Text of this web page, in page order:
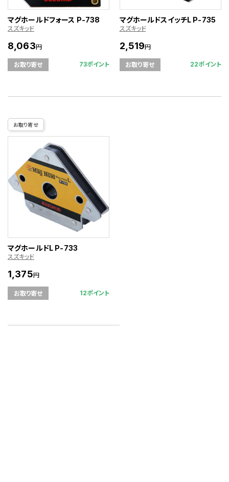
マグホールドフォース P-738
スズキッド
8,063円
お取り寄せ 73ポイント
マグホールドスイッチL P-735
スズキッド
2,519円
お取り寄せ 22ポイント
お取り寄せ
マグホールドL P-733
スズキッド
1,375円
お取り寄せ 12ポイント